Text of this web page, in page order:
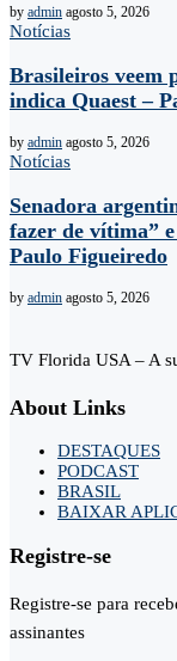
by admin agosto 5, 2026
Notícias
Brasileiros veem
indica Quaest –
by admin agosto 5, 2026
Notícias
Senadora
fazer de vítima”
Paulo Figueiredo
by admin agosto 5, 2026
TV Florida USA – A
About Links
DESTAQUES
PODCAST
BRASIL
BAIXAR
Registre-se
Registre-se para
assinantes